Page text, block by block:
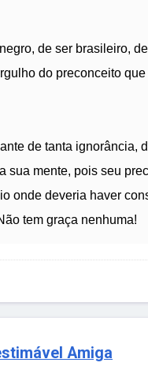
de ser brasileiro,
do preconceito
de tanta ignorância,
sua mente, pois seu
onde deveria haver
tem graça nenhuma!
Amiga